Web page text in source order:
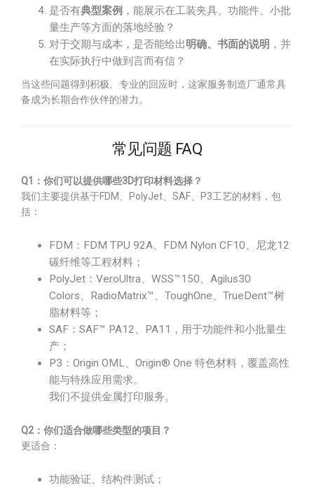
是否有典型案例 ，能展示在工装夹具、功能件、小批
量生产等方面的落地经验？
对于交期与成本，是否能给出明确、书面的说明 ，并
在实际执行中做到言而有信？
当这些问题得到积极、专业的回应时，这家服务制造厂通常具
备成为长期合作伙伴的潜力。
常见问题 FAQ
Q1：你们可以提供哪些3D打印材料选择？
我们主要提供基于FDM、PolyJet、SAF、P3工艺的材料，包
括：
FDM：FDM TPU 92A、FDM Nylon CF10、尼龙12
碳纤维等工程材料；
PolyJet：VeroUltra、WSS™150、Agilus30
Colors、RadioMatrix™、ToughOne、TrueDent™树
脂材料等；
SAF：SAF™ PA12、PA11，用于功能件和小批量生
产；
P3：Origin OML、Origin® One 特色材料，覆盖高性
能与特殊应用需求。
我们不提供金属打印服务。
Q2：你们适合做哪些类型的项目？
更适合：
功能验证、结构件测试；